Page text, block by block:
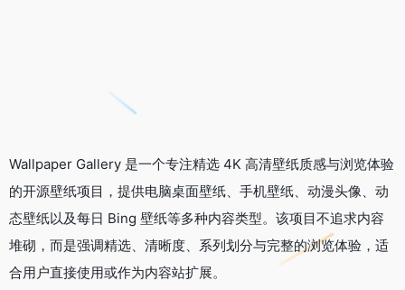
Wallpaper Gallery 是一个专注精选 4K 高清壁纸质感与浏览体验
的开源壁纸项目，提供电脑桌面壁纸、手机壁纸、动漫头像、动
态壁纸以及每日 Bing 壁纸等多种内容类型。该项目不追求内容
堆砌，而是强调精选、清晰度、系列划分与完整的浏览体验，适
合用户直接使用或作为内容站扩展。